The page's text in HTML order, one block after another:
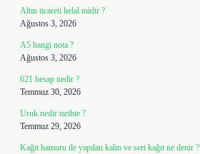
Altın ticareti helal midir ?
Ağustos 3, 2026
A5 hangi nota ?
Ağustos 3, 2026
621 hesap nedir ?
Temmuz 30, 2026
Uruk nedir tarihte ?
Temmuz 29, 2026
Kağıt hamuru ile yapılan kalın ve sert kağıt ne denir ?